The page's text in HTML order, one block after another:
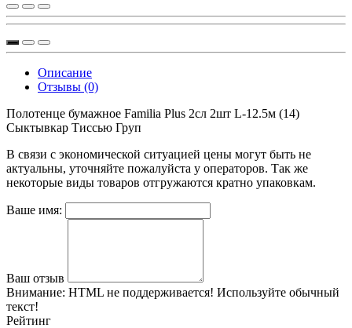
Описание
Отзывы (0)
Полотенце бумажное Familia Plus 2сл 2шт L-12.5м (14)
Сыктывкар Тиссью Груп
В связи с экономической ситуацией цены могут быть не
актуальны, уточняйте пожалуйста у операторов. Так же
некоторые виды товаров отгружаются кратно упаковкам.
Ваше имя:
Ваш отзыв
Внимание: HTML не поддерживается! Используйте обычный
текст!
Рейтинг